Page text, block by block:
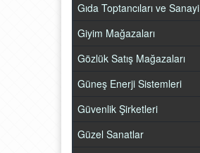
Gıda Toptancıları ve Sanayi
Giyim Mağazaları
Gözlük Satış Mağazaları
Güneş Enerji Sistemleri
Güvenlik Şirketleri
Güzel Sanatlar